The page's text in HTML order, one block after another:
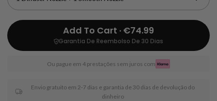
Add To Cart · €74.99
Garantia De Reembolso De 30 Dias
Ou pague em 4 prestações sem juros com
Envio gratuito em 2-7 dias e garantia de 30 dias de devolução do
dinheiro